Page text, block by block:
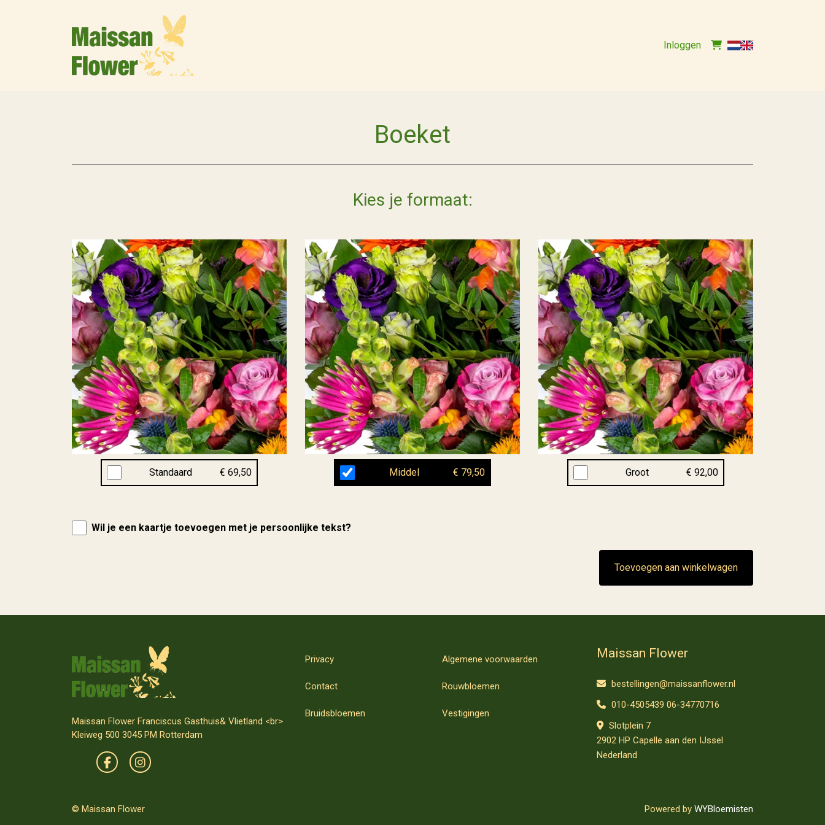
Inloggen
Boeket
Kies je formaat:
Standaard € 69,50 Middel € 79,50 Groot € 92,00
Wil je een kaartje toevoegen met je persoonlijke tekst?
Toevoegen aan winkelwagen
Maissan Flower Franciscus Gasthuis& Vlietland <br>
Kleiweg 500 3045 PM Rotterdam
Privacy Algemene voorwaarden
Contact Rouwbloemen
Bruidsbloemen Vestigingen
Maissan Flower
bestellingen@maissanflower.nl
010-4505439 06-34770716
Slotplein 7
2902 HP Capelle aan den IJssel
Nederland
© Maissan Flower Powered by WYBloemisten